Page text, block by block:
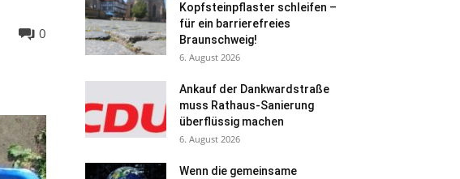
0
Kopfsteinpflaster schleifen –
für ein barrierefreies
Braunschweig!
6. August 2026
Ankauf der Dankwardstraße
muss Rathaus-Sanierung
überflüssig machen
6. August 2026
Wenn die gemeinsame